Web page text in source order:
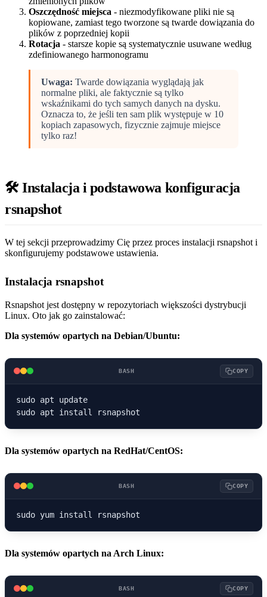
Oszczędność miejsca - niezmodyfikowane pliki nie są
kopiowane, zamiast tego tworzone są twarde dowiązania do
plików z poprzedniej kopii
Rotacja - starsze kopie są systematycznie usuwane według
zdefiniowanego harmonogramu
Uwaga: Twarde dowiązania wyglądają jak
normalne pliki, ale faktycznie są tylko
wskaźnikami do tych samych danych na dysku.
Oznacza to, że jeśli ten sam plik występuje w 10
kopiach zapasowych, fizycznie zajmuje miejsce
tylko raz!
🛠️ Instalacja i podstawowa konfiguracja
rsnapshot
W tej sekcji przeprowadzimy Cię przez proces instalacji rsnapshot i
skonfigurujemy podstawowe ustawienia.
Instalacja rsnapshot
Rsnapshot jest dostępny w repozytoriach większości dystrybucji
Linux. Oto jak go zainstalować:
Dla systemów opartych na Debian/Ubuntu:
BASH COPY
sudo apt update
Dla systemów opartych na RedHat/CentOS:
BASH COPY
Dla systemów opartych na Arch Linux:
BASH COPY